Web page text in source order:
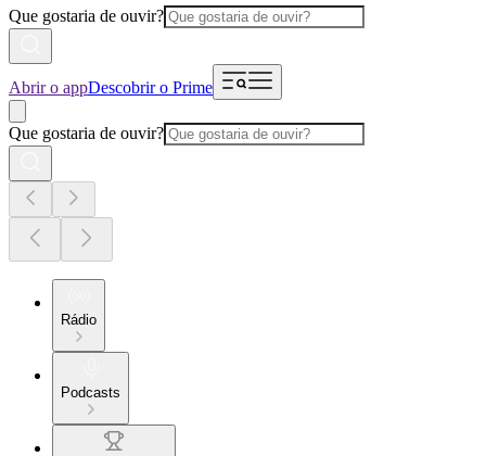
Que gostaria de ouvir?
Abrir o appDescobrir o Prime
Que gostaria de ouvir?
Rádio
Podcasts